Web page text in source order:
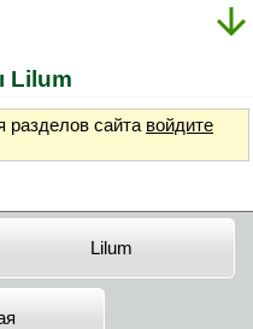
Lilum
разделов сайта войдите
Lilum